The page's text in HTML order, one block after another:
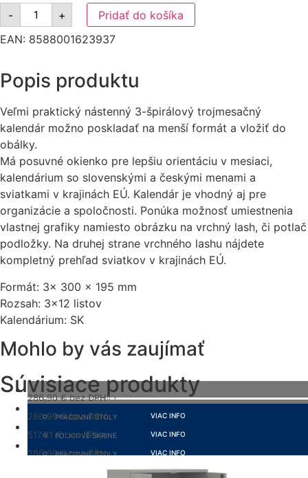
-
množstvo
Nástenný
kalendár
3-
-
Krajina
2027
+
Pridať do košíka
EAN: 8588001623937
Popis produktu
Veľmi praktický nástenný 3-špirálový trojmesačný
kalendár možno poskladať na menší formát a vložiť do
obálky.
Má posuvné okienko pre lepšiu orientáciu v mesiaci,
kalendárium so slovenskými a českými menami a
sviatkami v krajinách EÚ. Kalendár je vhodný aj pre
organizácie a spoločnosti. Ponúka možnosť umiestnenia
vlastnej grafiky namiesto obrázku na vrchný lash, či potlač
podložky. Na druhej strane vrchného lashu nájdete
kompletný prehľad sviatkov v krajinách EÚ.
Formát: 3x 300 x 195 mm
Rozsah: 3×12 listov
Kalendárium: SK
Mohlo by vás zaujímať
Súvisiace produkty
PRACOVNÉ STOLY
286,90€bez DPH
352,89
€ s DPH VIAC INFO
PRACOVNÉ STOLY
286,90€bez DPH
352,89 € s DPH VIAC INFO
POLICOVÉ SKRINE
517,81 €bez DPH
636,91
€ s DPH VIAC INFO
PRACOVNÉ STOLY
286,90€bez DPH
VIAC INFO